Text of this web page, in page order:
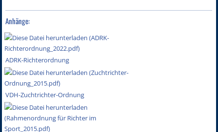
Anhänge:
ADRK-Richterordnung
VDH-Zuchtrichter-Ordnung